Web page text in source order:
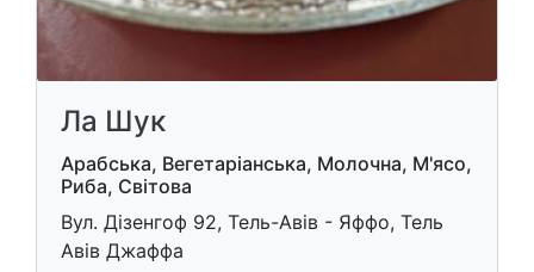
Ла Шук
Арабська, Вегетаріанська, Молочна, М'ясо,
Риба, Світова
Вул. Дізенгоф 92, Тель-Авів - Яффо, Тель
Авів Джаффа